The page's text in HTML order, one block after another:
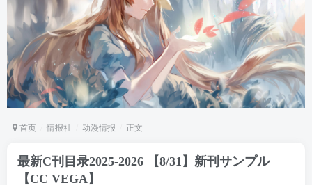
首页 情报社 动漫情报 正文
最新C刊目录2025-2026 【8/31】新刊サンプル
【CC VEGA】